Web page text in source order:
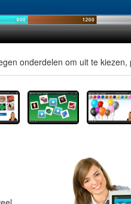
onderdelen om uit te